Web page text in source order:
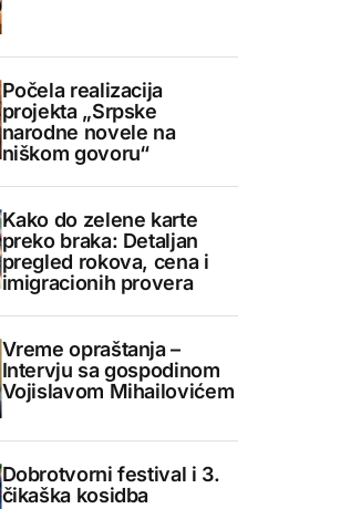
Počela realizacija
projekta „Srpske
narodne novele na
niškom govoru“
Kako do zelene karte
preko braka: Detaljan
pregled rokova, cena i
imigracionih provera
Vreme opraštanja –
Intervju sa gospodinom
Vojislavom Mihailovićem
Dobrotvorni festival i 3.
čikaška kosidba